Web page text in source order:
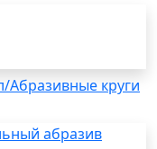
круги
абразив